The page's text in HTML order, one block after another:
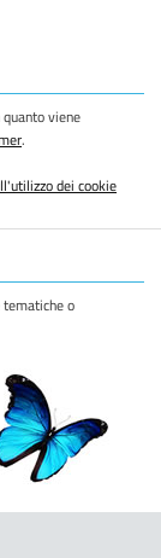
viene
.
dei cookie
o